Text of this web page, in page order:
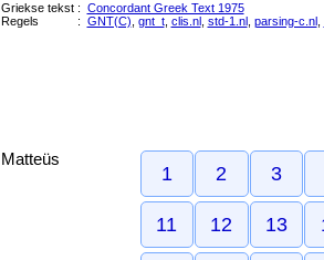
Griekse tekst : Concordant Greek Text 1975
Regels
: GNT(C) gnt_t, clis.nl std-1.nl parsing-c.nl
Matteüs
1 2 3
11 12 13